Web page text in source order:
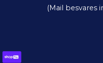
(Mail besvares